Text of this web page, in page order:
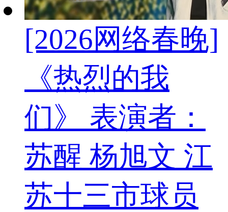
[2026网络春晚]
《热烈的我
们》 表演者：
苏醒 杨旭文 江
苏十三市球员